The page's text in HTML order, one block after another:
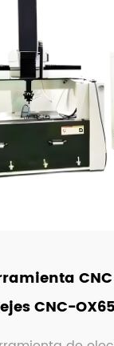
CNC
CNC-